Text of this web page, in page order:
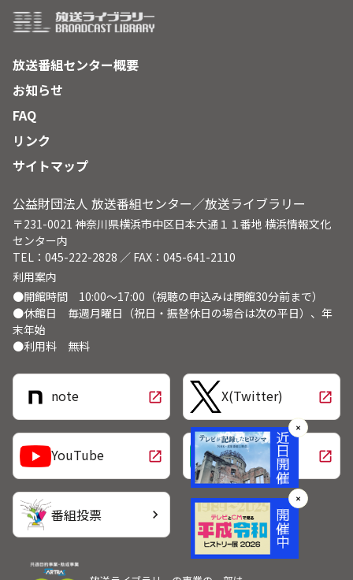
放送番組センター概要
お知らせ
FAQ
リンク
サイトマップ
公益財団法人 放送番組センター／放送ライブラリー
〒231-0021 神奈川県横浜市中区日本大通１１番地 横浜情報文化
センター内
TEL：045-222-2828 ／ FAX：045-641-2110
利用案内
●開館時間 10:00～17:00（視聴の申込みは閉館30分前まで）
●休館日 毎週月曜日（祝日・振替休日の場合は次の平日）、年
末年始
●利用料 無料
note open_in_new X(Twitter) open_in_new
YouTube open_in_new LINE open_in_new
番組投票 chevron_right
✕
✕